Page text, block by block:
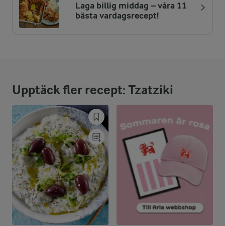
ENERGIDISTRIBUTION %
NÄRINGSVÄRDEN PER PORT
Fett:
68,9 %
5 g
Kolhydrater:
18,4 %
2,9 g
Laga billig middag – våra 11
bästa vardagsrecept!
Upptäck fler recept: Tzatziki